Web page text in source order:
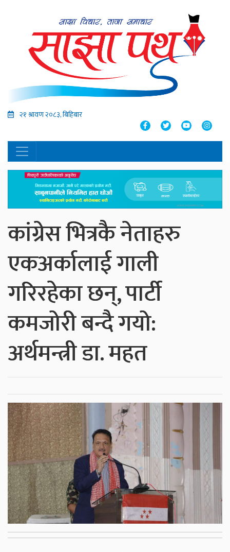
२१ श्रावण २०८३, बिहिबार
कांग्रेस भित्रकै नेताहरु
एकअर्कालाई गाली
गरिरहेका छन्, पार्टी
कमजोरी बन्दै गयो:
अर्थमन्त्री डा. महत